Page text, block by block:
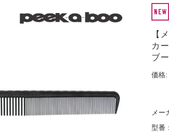
【
カ
ブ
価格:
メー
型番：